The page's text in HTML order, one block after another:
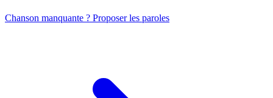
Chanson manquante ? Proposer les paroles